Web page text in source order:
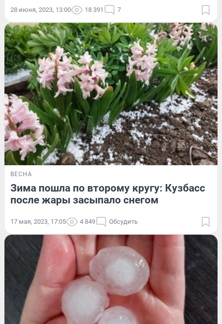
28 июня, 2023, 13:00 18 391 7
ВЕСНА
Зима пошла по второму кругу: Кузбасс
после жары засыпало снегом
17 мая, 2023, 17:05 4 849 Обсудить